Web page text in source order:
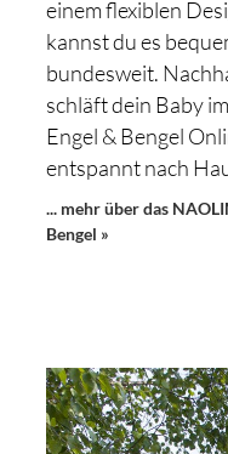
einem flexiblen
kannst du es
bundesweit.
schläft dein Baby
Engel & Bengel
entspannt nach
... mehr über das
Bengel »